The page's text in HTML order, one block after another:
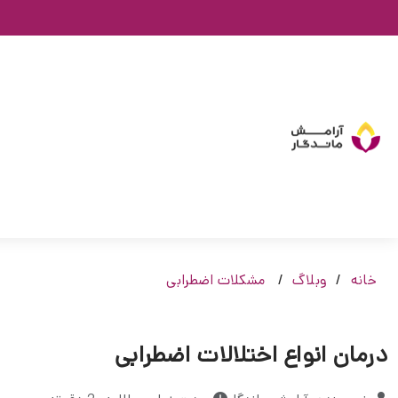
خانه وبلاگ مشکلات اضطرابی
درمان انواع اختلالات اضطرابی